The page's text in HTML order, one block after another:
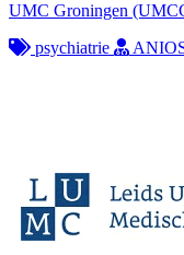
UMC Groningen
psychiatrie